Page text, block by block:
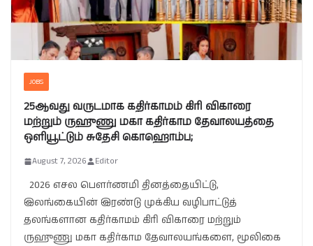
JOBS
25ஆவது வருடமாக கதிர்காமம் கிரி விகாரை
மற்றும் ருஹுணு மகா கதிர்காம தேவாலயத்தை
ஒளியூட்டும் சுதேசி கொஹொம்ப;
August 7, 2026 Editor
2026 எசல பௌர்ணமி தினத்தையிட்டு,
இலங்கையின் இரண்டு முக்கிய வழிபாட்டுத்
தலங்களான கதிர்காமம் கிரி விகாரை மற்றும்
ருஹுணு மகா கதிர்காம தேவாலயங்களை, மூலிகை